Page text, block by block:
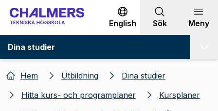
Gå till innehållet
English Sök Meny
Dina studier
Hem Utbildning
Dina studier
Hitta kurs- och programplaner
Kursplaner